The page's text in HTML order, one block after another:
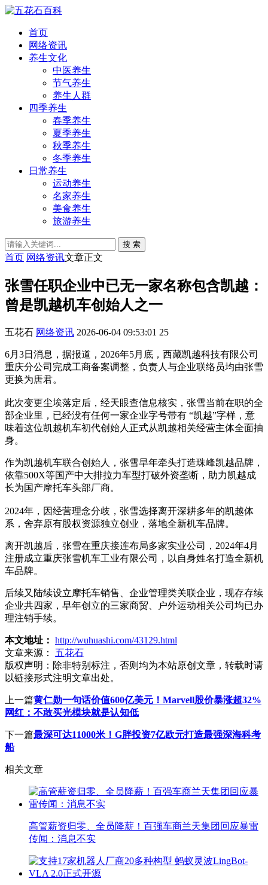
首页
网络资讯
养生文化
中医养生
节气养生
养生人群
四季养生
春季养生
夏季养生
秋季养生
冬季养生
日常养生
运动养生
名家养生
美食养生
旅游养生
搜 索
首页 网络资讯文章正文
张雪任职企业中已无一家名称包含凯越：
曾是凯越机车创始人之一
五花石 网络资讯 2026-06-04 09:53:01 25
6月3日消息，据报道，2026年5月底，西藏凯越科技有限公司
重庆分公司完成工商备案调整，负责人与企业联络员均由张雪
更换为唐君。
此次变更尘埃落定后，经天眼查信息核实，张雪当前在职的全
部企业里，已经没有任何一家企业字号带有 “凯越”字样，意
味着这位凯越机车初代创始人正式从凯越相关经营主体全面抽
身。
作为凯越机车联合创始人，张雪早年牵头打造珠峰凯越品牌，
依靠500X等国产中大排拉力车型打破外资垄断，助力凯越成
长为国产摩托车头部厂商。
2024年，因经营理念分歧，张雪选择离开深耕多年的凯越体
系，舍弃原有股权资源独立创业，落地全新机车品牌。
离开凯越后，张雪在重庆接连布局多家实业公司，2024年4月
注册成立重庆张雪机车工业有限公司，以自身姓名打造全新机
车品牌。
后续又陆续设立摩托车销售、企业管理类关联企业，现存存续
企业共四家，早年创立的三家商贸、户外运动相关公司均已办
理注销手续。
本文地址： http://wuhuashi.com/43129.html
文章来源：
五花石
版权声明： 除非特别标注，否则均为本站原创文章，转载时请
以链接形式注明文章出处。
上一篇黄仁勋一句话价值600亿美元！Marvell股价暴涨超32%
网红：不敢买光模块就是认知低
下一篇最深可达11000米！G胖投资7亿欧元打造最强深海科考
船
相关文章
高管薪资归零、全员降薪！百强车商兰天集团回应暴雷
传闻：消息不实